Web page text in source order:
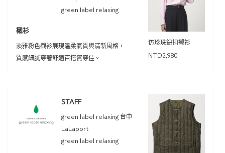
green label relaxing
襯衫
淡雅粉色襯衫展現溫柔氣質與清新風格，
質感細膩穿著舒適百搭實穿佳。
仿珍珠鈕扣襯衫
NTD2,980
STAFF
green label relaxing 台中
LaLaport
green label relaxing